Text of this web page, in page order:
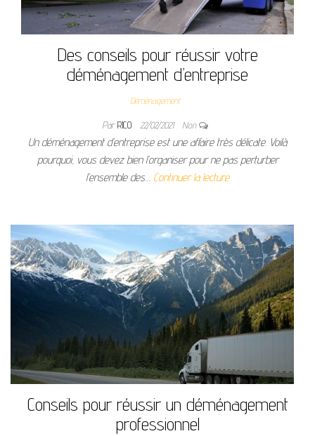
Des conseils pour réussir votre
déménagement d’entreprise
Déménagement
ParRICO 22/02/2021 Non
Un déménagement d’entreprise est une affaire très délicate. Voilà
pourquoi, vous devez bien l’organiser pour ne pas perturber
l’ensemble des… Continuer la lecture
Conseils pour réussir un déménagement
professionnel